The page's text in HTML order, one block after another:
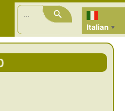
Search
for:
Search Button
Italian ▼